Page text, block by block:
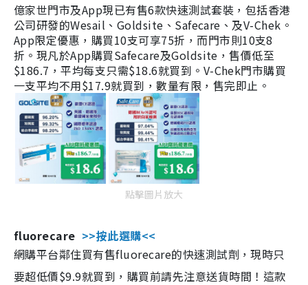
億家世門市及App現已有售6款快速測試套裝，包括香港
公司研發的Wesail、Goldsite、Safecare、及V-Chek。
App限定優惠，購買10支可享75折，而門市則10支8
折。現凡於App購買Safecare及Goldsite，售價低至
$186.7，平均每支只需$18.6就買到。V-Chek門市購買
一支平均不用$17.9就買到，數量有限，售完即止。
點擊圖片放大
fluorecare >>按此選購<<
網購平台鄰住買有售fluorecare的快速測試劑，現時只
要超低價$9.9就買到，購買前請先注意送貨時間！這款